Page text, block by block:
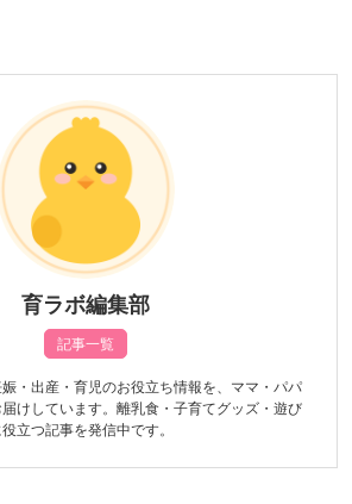
育ラボ編集部
記事一覧
・出産・育児のお役立ち情報を、ママ・パパ
けしています。離乳食・子育てグッズ・遊び
立つ記事を発信中です。